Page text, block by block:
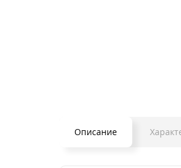
Описание